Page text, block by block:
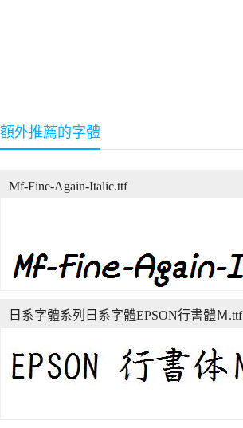
額外推薦的字體
Mf-Fine-Again-Italic.ttf
日系字體系列日系字體EPSON行書體Ｍ.ttf